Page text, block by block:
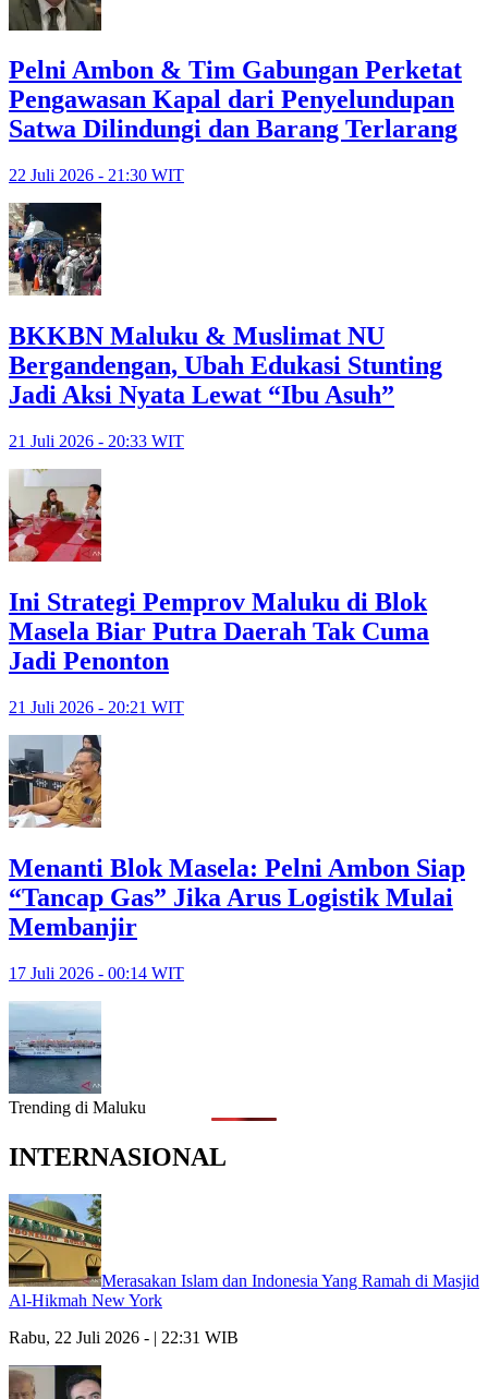
Pelni Ambon & Tim Gabungan Perketat
Pengawasan Kapal dari Penyelundupan
Satwa Dilindungi dan Barang Terlarang
22 Juli 2026 - 21:30 WIT
BKKBN Maluku & Muslimat NU
Bergandengan, Ubah Edukasi Stunting
Jadi Aksi Nyata Lewat “Ibu Asuh”
21 Juli 2026 - 20:33 WIT
Ini Strategi Pemprov Maluku di Blok
Masela Biar Putra Daerah Tak Cuma
Jadi Penonton
21 Juli 2026 - 20:21 WIT
Menanti Blok Masela: Pelni Ambon Siap
“Tancap Gas” Jika Arus Logistik Mulai
Membanjir
17 Juli 2026 - 00:14 WIT
Trending di Maluku
INTERNASIONAL
Merasakan Islam dan Indonesia Yang Ramah di Masjid
Al-Hikmah New York
Rabu, 22 Juli 2026 - | 22:31 WIB